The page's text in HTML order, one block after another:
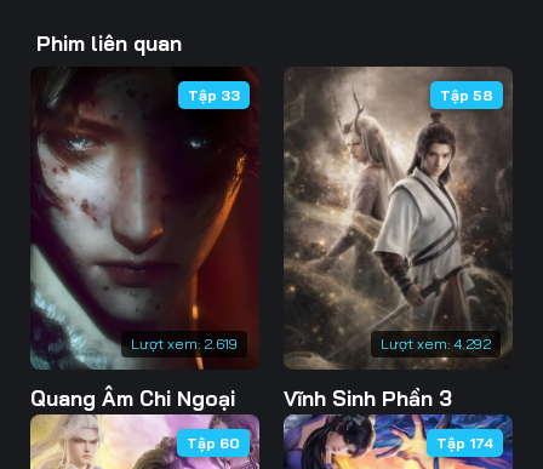
47 48
49 51
52 54
55 57
58 60
61 63
64 66
67 68 69
Phim liên quan
Lượt xem: 2.619
Tập 33
Quang Âm Chi Ngoại
Lượt xem: 4.292
Tập 58
Vĩnh Sinh Phần 3
Tập 60 Tập 174